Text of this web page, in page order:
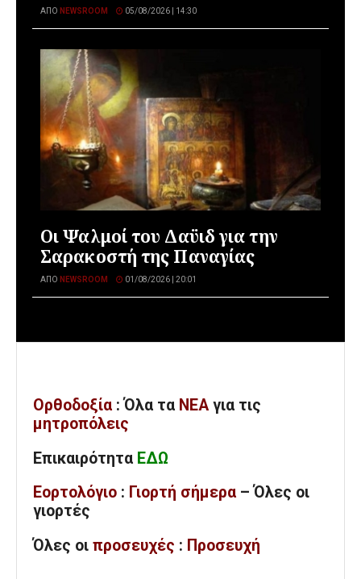
ΑΠΌ NEWSROOM 05/08/2026 | 14:30
Οι Ψαλμοί του Δαϋιδ για την
Σαρακοστή της Παναγίας
ΑΠΌ NEWSROOM 01/08/2026 | 20:01
Ορθοδοξία : Όλα τα ΝΕΑ για τις
μητροπόλεις
Επικαιρότητα ΕΔΩ
Εορτολόγιο : Γιορτή σήμερα – Όλες οι
γιορτές
Όλες οι προσευχές : Προσευχή